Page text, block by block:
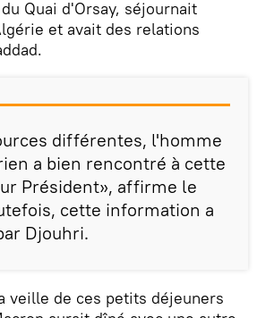
Quai d'Orsay, séjournait
et avait des relations
différentes, l'homme
a bien rencontré à cette
Président», affirme le
cette information a
Djouhri.
veille de ces petits déjeuners